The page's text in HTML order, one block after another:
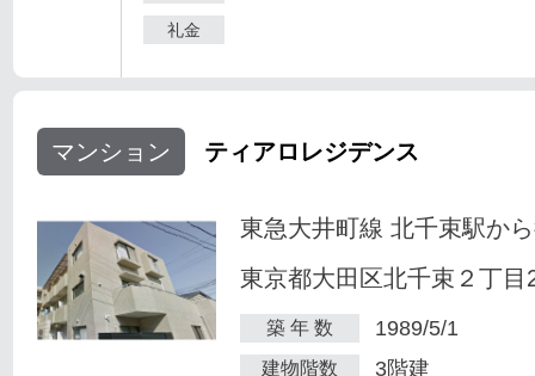
礼金
マンション ティアロレジデンス
東急大井町線 北千束駅か
東京都大田区北千束２丁目
築 年 数 1989/5/1
建物階数 3階建